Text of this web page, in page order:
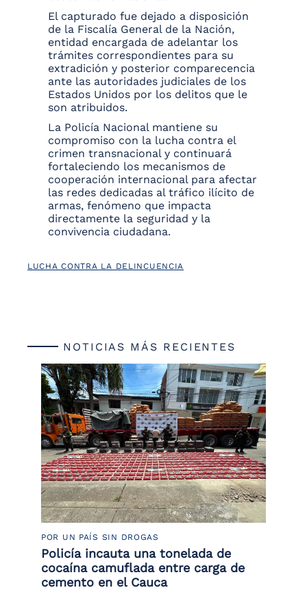
El capturado fue dejado a disposición
de la Fiscalía General de la Nación,
entidad encargada de adelantar los
trámites correspondientes para su
extradición y posterior comparecencia
ante las autoridades judiciales de los
Estados Unidos por los delitos que le
son atribuidos.
La Policía Nacional mantiene su
compromiso con la lucha contra el
crimen transnacional y continuará
fortaleciendo los mecanismos de
cooperación internacional para afectar
las redes dedicadas al tráfico ilícito de
armas, fenómeno que impacta
directamente la seguridad y la
convivencia ciudadana.
LUCHA CONTRA LA DELINCUENCIA
NOTICIAS MÁS RECIENTES
POR UN PAÍS SIN DROGAS
Policía incauta una tonelada de
cocaína camuflada entre carga de
cemento en el Cauca